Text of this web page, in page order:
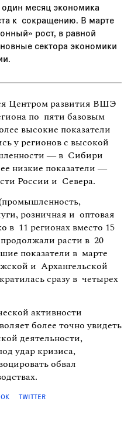
месяц экономика
к сокращению. В марте
рост, в равной
сектора экономики
Центром развития ВШЭ
по пяти базовым
высокие показатели
у регионов с высокой
— в Сибири
низкие показатели —
России и Севера.
розничная и оптовая
в 11 регионах вместо 15
расти в 20
показатели в марте
и Архангельской
сразу в четырех
активности
более точно увидеть
деятельности,
удар кризиса,
обвал
TWITTER